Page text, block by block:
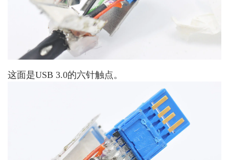
这面是USB 3.0的六针触点。